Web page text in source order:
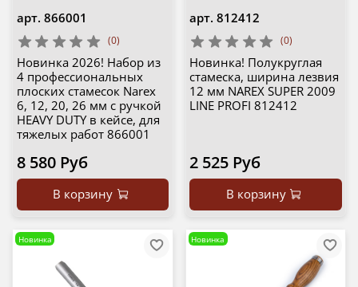
арт. 866001
(0)
Новинка 2026! Набор из
4 профессиональных
плоских стамесок Narex
6, 12, 20, 26 мм с ручкой
HEAVY DUTY в кейсе, для
тяжелых работ 866001
8 580 Руб
В корзину
арт. 812412
(0)
Новинка! Полукруглая
стамеска, ширина лезвия
12 мм NAREX SUPER 2009
LINE PROFI 812412
2 525 Руб
В корзину
Новинка Новинка